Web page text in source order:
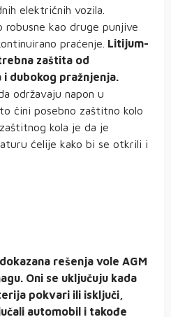
električnih vozila.
kao druge punjive
praćenje. Litijum-
zaštita od
dubokog pražnjenja.
održavaju napon u
čini posebno zaštitno kolo
kola je da je
ćelije kako bi se otkrili i
rešenja vole AGM
Oni se uključuju kada
pokvari ili isključi,
automobil i takođe